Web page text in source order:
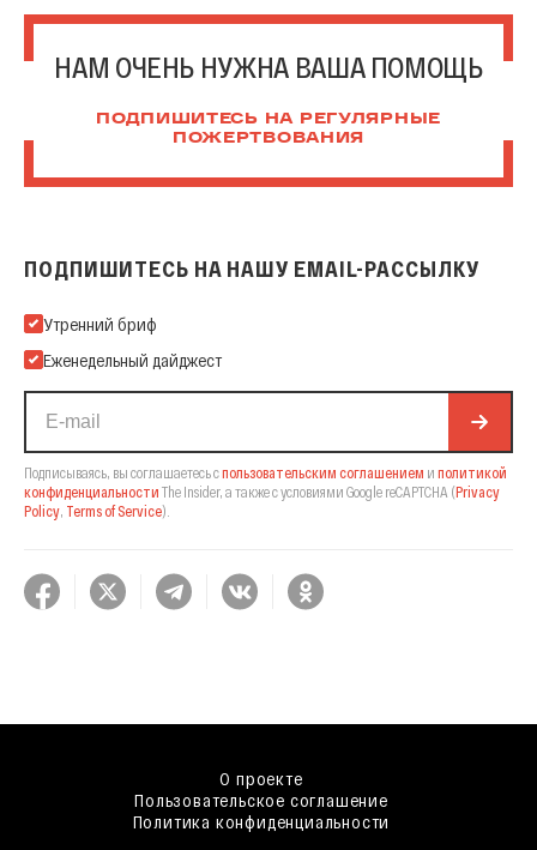
НАМ ОЧЕНЬ НУЖНА ВАША ПОМОЩЬ
ПОДПИШИТЕСЬ НА РЕГУЛЯРНЫЕ
ПОЖЕРТВОВАНИЯ
ПОДПИШИТЕСЬ НА НАШУ EMAIL-РАССЫЛКУ
Подпишитесь на нашу Email-рассылку
Утренний бриф
Еженедельный дайджест
Подписываясь, вы соглашаетесь спользовательским соглашением и политикой
конфиденциальности The Insider, а также с условиями Google reCAPTCHA (Privacy
Policy, Terms of Service).
О проекте
Пользовательское соглашение
Политика конфиденциальности